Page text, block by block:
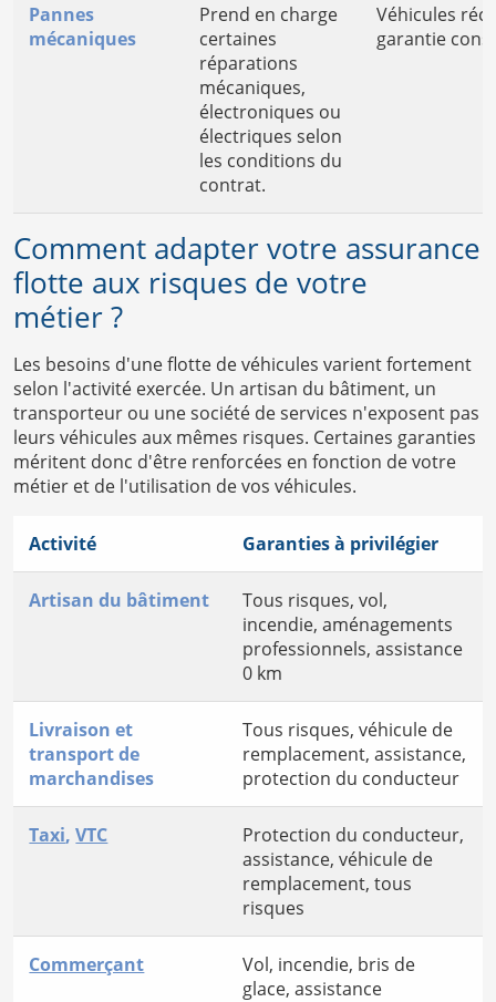
Pannes
mécaniques
Prend en charge
certaines
réparations
mécaniques,
électroniques ou
électriques selon
les conditions du
contrat.
Véhicules
garantie
Comment adapter votre assurance
flotte aux risques de votre
métier ?
Les besoins d'une flotte de véhicules varient fortement
selon l'activité exercée. Un artisan du bâtiment, un
transporteur ou une société de services n'exposent pas
leurs véhicules aux mêmes risques. Certaines garanties
méritent donc d'être renforcées en fonction de votre
métier et de l'utilisation de vos véhicules.
Activité Garanties à privilégier
Artisan du bâtiment
Tous risques, vol,
incendie, aménagements
professionnels, assistance
0 km
Livraison et
transport de
marchandises
Tous risques, véhicule de
remplacement, assistance,
protection du conducteur
Taxi,VTC
Protection du conducteur,
assistance, véhicule de
remplacement, tous
risques
Commerçant
Vol, incendie, bris de
glace, assistance